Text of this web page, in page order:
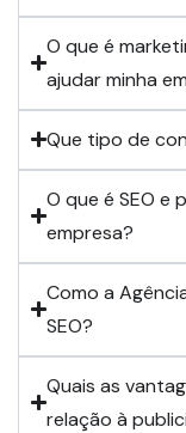
O que é
ajudar minha
Que tipo de
O que é SEO e
empresa?
Como a
SEO?
Quais as
relação à